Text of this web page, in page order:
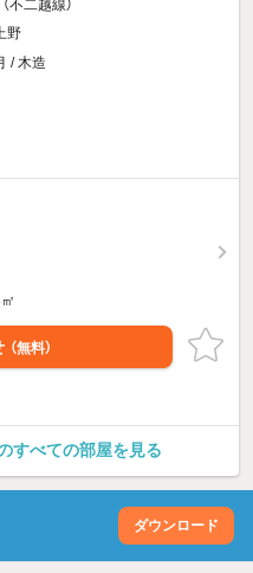
不二越線）
野
/ 木造
（無料）
すべての部屋を見る
ダウンロード